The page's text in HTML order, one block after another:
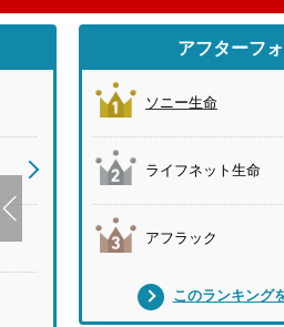
アフターフ
ソニー生命
ライフネット生命
アフラック
このランキング